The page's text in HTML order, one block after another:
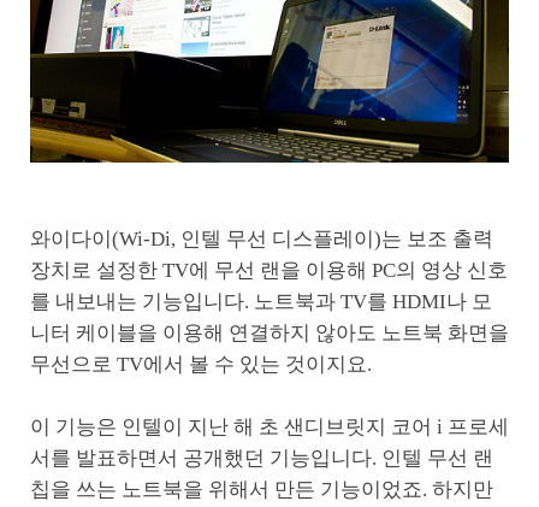
와이다이(Wi-Di, 인텔 무선 디스플레이)는 보조 출력
장치로 설정한 TV에 무선 랜을 이용해 PC의 영상 신호
를 내보내는 기능입니다. 노트북과 TV를 HDMI나 모
니터 케이블을 이용해 연결하지 않아도 노트북 화면을
무선으로 TV에서 볼 수 있는 것이지요.
이 기능은 인텔이 지난 해 초 샌디브릿지 코어 i 프로세
서를 발표하면서 공개했던 기능입니다. 인텔 무선 랜
칩을 쓰는 노트북을 위해서 만든 기능이었죠. 하지만